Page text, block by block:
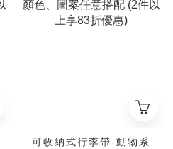
可收納式行李帶-動物系